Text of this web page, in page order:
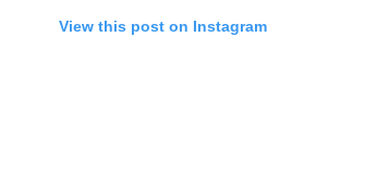
View this post on Instagram